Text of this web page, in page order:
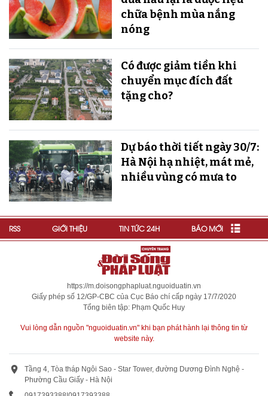
chữa bệnh mùa nắng
nóng
Có được giảm tiền khi
chuyển mục đích đất
tặng cho?
Dự báo thời tiết ngày 30/7:
Hà Nội hạ nhiệt, mát mẻ,
nhiều vùng có mưa to
RSS GIỚI THIỆU TIN TỨC 24H BÁO MỚI
https://m.doisongphapluat.nguoiduatin.vn
Giấy phép số 12/GP-CBC của Cục Báo chí cấp ngày 17/7/2020
Tổng biên tập: Phạm Quốc Huy
Vui lòng dẫn nguồn "nguoiduatin.vn" khi bạn phát hành lại thông tin từ
website này.
Tầng 4, Tòa tháp Ngôi Sao - Star Tower, đường Dương Đình Nghệ -
Phường Cầu Giấy - Hà Nội